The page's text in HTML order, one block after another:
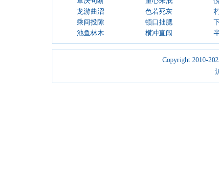
龙游曲沼
色若死灰
乘间投隙
顿口拙腮
池鱼林木
横冲直闯
Copyright 2010-